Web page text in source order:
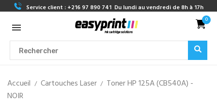
Service client : +216 97 890 741 Du lundi au vendredi de 8h à 17h
0
Accueil Cartouches Laser
Toner HP 125A (CB540A) -
NOIR